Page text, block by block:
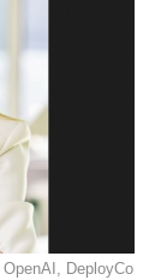
DeployCo